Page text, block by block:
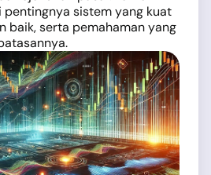
sistem yang kuat
baik, serta pemahaman yang